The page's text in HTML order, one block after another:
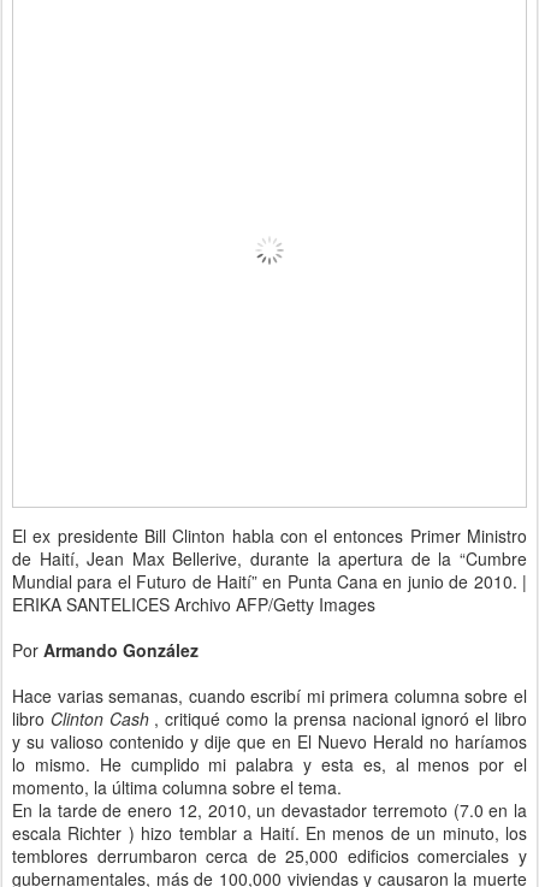
El ex presidente Bill Clinton habla con el entonces Primer Ministro
de Haití, Jean Max Bellerive, durante la apertura de la “Cumbre
Mundial para el Futuro de Haití” en Punta Cana en junio de 2010. |
ERIKA SANTELICES Archivo AFP/Getty Images
Por Armando González
Hace varias semanas, cuando escribí mi primera columna sobre el
libro Clinton Cash , critiqué como la prensa nacional ignoró el libro
y su valioso contenido y dije que en El Nuevo Herald no haríamos
lo mismo. He cumplido mi palabra y esta es, al menos por el
momento, la última columna sobre el tema.
En la tarde de enero 12, 2010, un devastador terremoto (7.0 en la
escala Richter ) hizo temblar a Haití. En menos de un minuto, los
temblores derrumbaron cerca de 25,000 edificios comerciales y
gubernamentales, más de 100,000 viviendas y causaron la muerte